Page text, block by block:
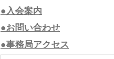
●入会案内
●お問い合わせ
●事務局アクセス